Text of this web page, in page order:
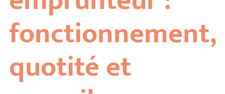
fonctionnement,
quotité et